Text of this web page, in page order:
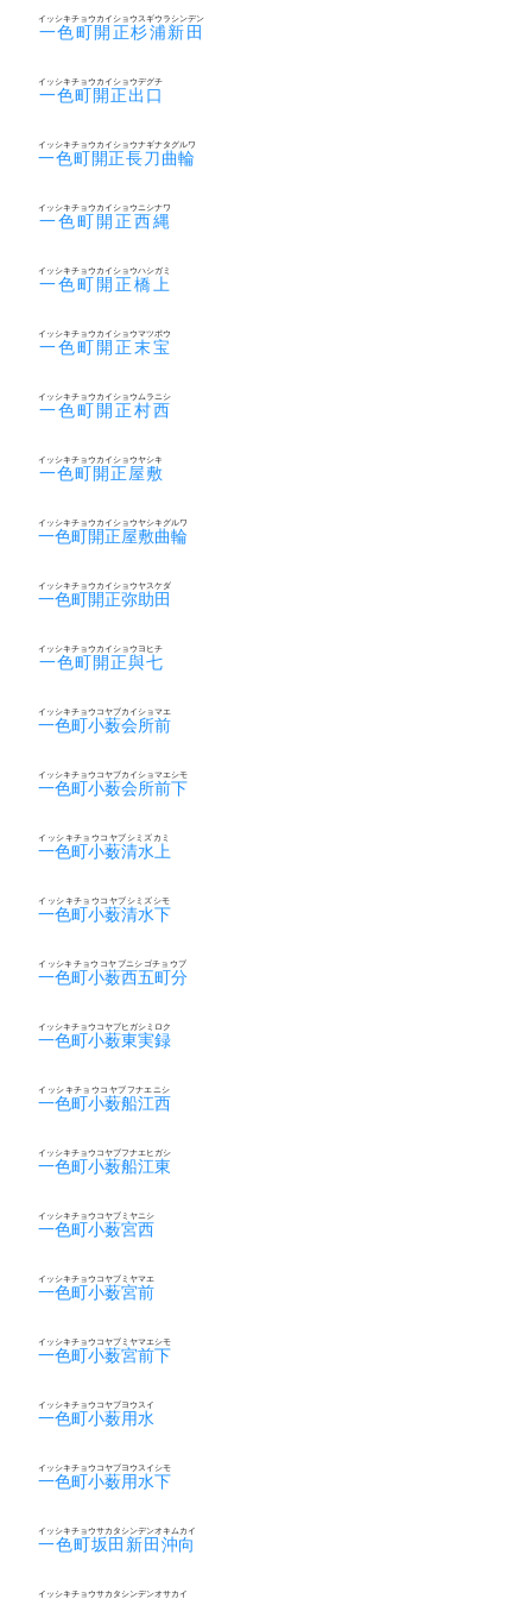
一色町開正杉浦新田
イッシキチョウカイショウスギウラシンデン
一色町開正出口
イッシキチョウカイショウデグチ
一色町開正長刀曲輪
イッシキチョウカイショウナギナタグルワ
一色町開正西縄
イッシキチョウカイショウニシナワ
一色町開正橋上
イッシキチョウカイショウハシガミ
一色町開正末宝
イッシキチョウカイショウマツポウ
一色町開正村西
イッシキチョウカイショウムラニシ
一色町開正屋敷
イッシキチョウカイショウヤシキ
一色町開正屋敷曲輪
イッシキチョウカイショウヤシキグルワ
一色町開正弥助田
イッシキチョウカイショウヤスケダ
一色町開正與七
イッシキチョウカイショウヨヒチ
一色町小薮会所前
イッシキチョウコヤブカイショマエ
一色町小薮会所前下
イッシキチョウコヤブカイショマエシモ
一色町小薮清水上
イッシキチョウコヤブシミズカミ
一色町小薮清水下
イッシキチョウコヤブシミズシモ
一色町小薮西五町分
イッシキチョウコヤブニシゴチョウブ
一色町小薮東実録
イッシキチョウコヤブヒガシミロク
一色町小薮船江西
イッシキチョウコヤブフナエニシ
一色町小薮船江東
イッシキチョウコヤブフナエヒガシ
一色町小薮宮西
イッシキチョウコヤブミヤニシ
一色町小薮宮前
イッシキチョウコヤブミヤマエ
一色町小薮宮前下
イッシキチョウコヤブミヤマエシモ
一色町小薮用水
イッシキチョウコヤブヨウスイ
一色町小薮用水下
イッシキチョウコヤブヨウスイシモ
一色町坂田新田沖向
イッシキチョウサカタシンデンオキムカイ
イッシキチョウサカタシンデンオサカイ